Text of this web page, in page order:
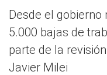
Desde el
5.000 bajas de
parte de la
Javier Milei